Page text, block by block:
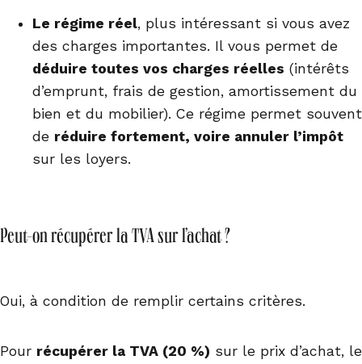
Le régime réel, plus intéressant si vous avez
des charges importantes. Il vous permet de
déduire toutes vos charges réelles (intérêts
d’emprunt, frais de gestion, amortissement du
bien et du mobilier). Ce régime permet souvent
de réduire fortement, voire annuler l’impôt
sur les loyers.
Peut-on récupérer la TVA sur l’achat ?
Oui, à condition de remplir certains critères.
Pour récupérer la TVA (20 %) sur le prix d’achat, le